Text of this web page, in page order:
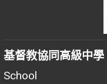
基督教協同高級中學
School